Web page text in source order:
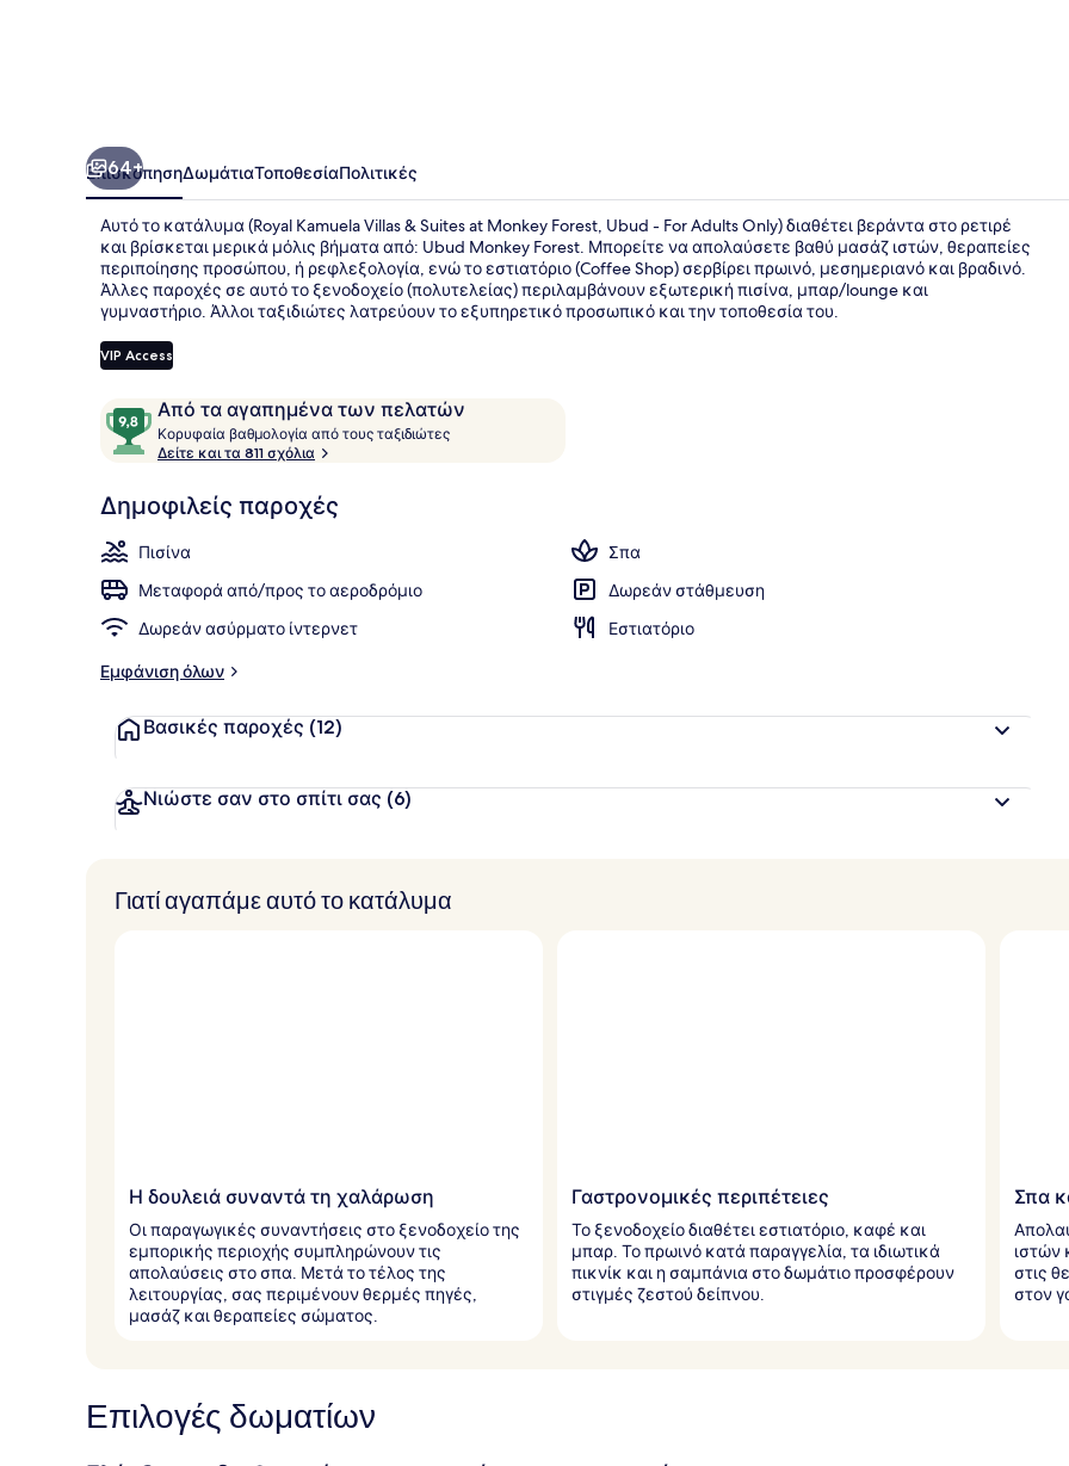
Only
Εξωτερική πισίνα, ομπρέλες πισίνας, ξαπλώστρες
64+
ΕπισκόπησηΔωμάτιαΤοποθεσίαΠολιτικές
Αυτό το κατάλυμα (Royal Kamuela Villas & Suites at Monkey Forest, Ubud - For Adults Only) διαθέτει βεράντα στο ρετιρέ
και βρίσκεται μερικά μόλις βήματα από: Ubud Monkey Forest. Μπορείτε να απολαύσετε βαθύ μασάζ ιστών, θεραπείες
περιποίησης προσώπου, ή ρεφλεξολογία, ενώ το εστιατόριο (Coffee Shop) σερβίρει πρωινό, μεσημεριανό και βραδινό.
Άλλες παροχές σε αυτό το ξενοδοχείο (πολυτελείας) περιλαμβάνουν εξωτερική πισίνα, μπαρ/lounge και
γυμναστήριο. Άλλοι ταξιδιώτες λατρεύουν το εξυπηρετικό προσωπικό και την τοποθεσία του.
VIP Access
ΣχόλιαΑπό τα αγαπημένα των πελατών
9,8
στα
10,
τα
των
πελατών
Κορυφαία βαθμολογία από τους ταξιδιώτες
ο
ε
Δείτε και τα 811 σχόλια
Δημοφιλείς παροχές
Πισίνα
Σπα
Μεταφορά από/προς το αεροδρόμιο
Δωρεάν στάθμευση
Δωρεάν ασύρματο ίντερνετ
Εστιατόριο
Εμφάνιση όλων
Βασικές παροχές (12)
Νιώστε σαν στο σπίτι σας (6)
Γιατί αγαπάμε αυτό το κατάλυμα
Η δουλειά συναντά τη χαλάρωση
Οι παραγωγικές συναντήσεις στο ξενοδοχείο της
εμπορικής περιοχής συμπληρώνουν τις
απολαύσεις στο σπα. Μετά το τέλος της
λειτουργίας, σας περιμένουν θερμές πηγές,
μασάζ και θεραπείες σώματος.
Γαστρονομικές περιπέτειες
Το ξενοδοχείο διαθέτει εστιατόριο, καφέ και
μπαρ. Το πρωινό κατά παραγγελία, τα ιδιωτικά
πικνίκ και η σαμπάνια στο δωμάτιο προσφέρουν
στιγμές ζεστού δείπνου.
Σπα
ιστών
στις
στον
Επιλογές δωματίων